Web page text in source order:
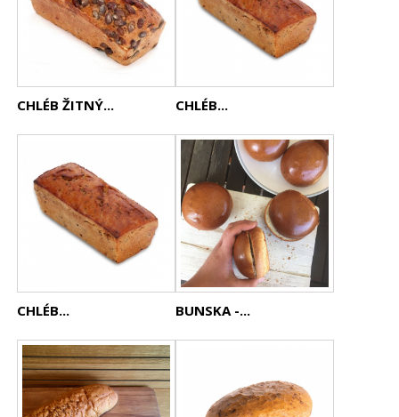
CHLÉB ŽITNÝ... CHLÉB...
CHLÉB... BUNSKA -...